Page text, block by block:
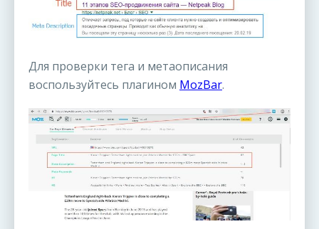
Для проверки тега и метаописания
воспользуйтесь плагином MozBar.